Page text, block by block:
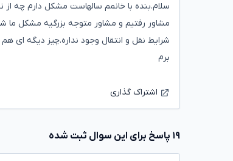
سلام.بنده با خانمم سالهاست مشکل دارم چه
مشاور رفتیم و مشاور متوجه بزرگیه مشکل
شرایط نقل و انتقال وجود نداره.چیز دیگه ای
برم
اشتراک گذاری
۱۹ پاسخ برای این سوال ثبت شده